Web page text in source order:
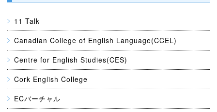
11 Talk
Canadian College of English Language(CCEL)
Centre for English Studies(CES)
Cork English College
ECバーチャル